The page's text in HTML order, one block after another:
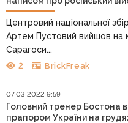
Центровий національної
Артем Пустовий вийшов на
Сарагоси...
2 BrickFreak
07.03.2022 9:59
Головний тренер Бостона
прапором України на